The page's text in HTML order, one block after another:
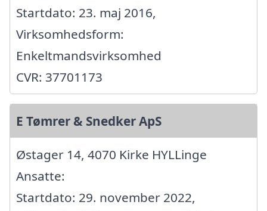
Startdato: 23. maj 2016,
Virksomhedsform:
Enkeltmandsvirksomhed
CVR: 37701173
E Tømrer & Snedker ApS
Østager 14, 4070 Kirke HYLLinge
Ansatte:
Startdato: 29. november 2022,